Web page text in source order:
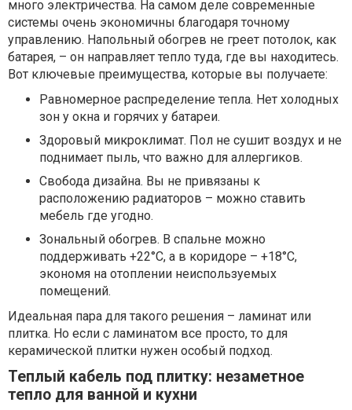
много электричества. На самом деле современные
системы очень экономичны благодаря точному
управлению. Напольный обогрев не греет потолок, как
батарея, – он направляет тепло туда, где вы находитесь.
Вот ключевые преимущества, которые вы получаете:
Равномерное распределение тепла. Нет холодных
зон у окна и горячих у батареи.
Здоровый микроклимат. Пол не сушит воздух и не
поднимает пыль, что важно для аллергиков.
Свобода дизайна. Вы не привязаны к
расположению радиаторов – можно ставить
мебель где угодно.
Зональный обогрев. В спальне можно
поддерживать +22°C, а в коридоре – +18°C,
экономя на отоплении неиспользуемых
помещений.
Идеальная пара для такого решения – ламинат или
плитка. Но если с ламинатом все просто, то для
керамической плитки нужен особый подход.
Теплый кабель под плитку: незаметное
тепло для ванной и кухни